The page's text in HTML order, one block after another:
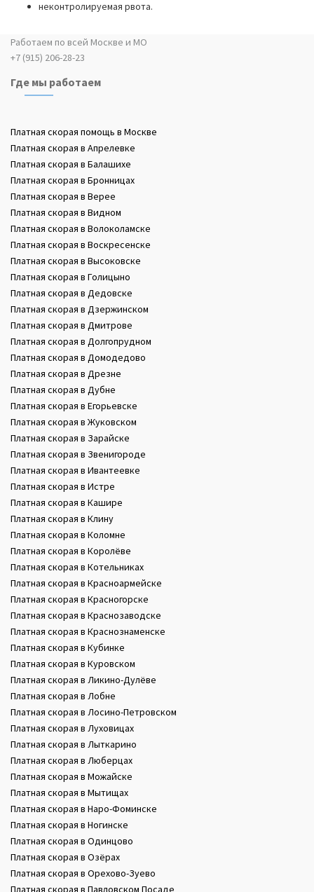
неконтролируемая рвота.
Работаем по всей Москве и МО
+7 (915) 206-28-23
Где мы работаем
Платная скорая помощь в Москве
Платная скорая в Апрелевке
Платная скорая в Балашихе
Платная скорая в Бронницах
Платная скорая в Верее
Платная скорая в Видном
Платная скорая в Волоколамске
Платная скорая в Воскресенске
Платная скорая в Высоковске
Платная скорая в Голицыно
Платная скорая в Дедовске
Платная скорая в Дзержинском
Платная скорая в Дмитрове
Платная скорая в Долгопрудном
Платная скорая в Домодедово
Платная скорая в Дрезне
Платная скорая в Дубне
Платная скорая в Егорьевске
Платная скорая в Жуковском
Платная скорая в Зарайске
Платная скорая в Звенигороде
Платная скорая в Ивантеевке
Платная скорая в Истре
Платная скорая в Кашире
Платная скорая в Клину
Платная скорая в Коломне
Платная скорая в Королёве
Платная скорая в Котельниках
Платная скорая в Красноармейске
Платная скорая в Красногорске
Платная скорая в Краснозаводске
Платная скорая в Краснознаменске
Платная скорая в Кубинке
Платная скорая в Куровском
Платная скорая в Ликино-Дулёве
Платная скорая в Лобне
Платная скорая в Лосино-Петровском
Платная скорая в Луховицах
Платная скорая в Лыткарино
Платная скорая в Люберцах
Платная скорая в Можайске
Платная скорая в Мытищах
Платная скорая в Наро-Фоминске
Платная скорая в Ногинске
Платная скорая в Одинцово
Платная скорая в Озёрах
Платная скорая в Орехово-Зуево
Платная скорая в Павловском Посаде